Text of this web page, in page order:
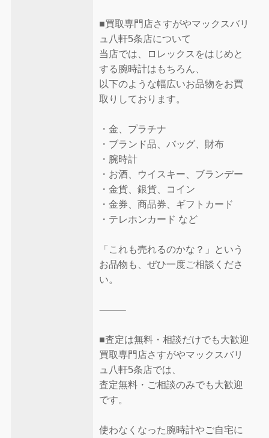
■買取専門店さすがやマックスバリ
ュ八軒5条店について
当店では、ロレックスをはじめと
する腕時計はもちろん、
以下のような幅広いお品物をお買
取りしております。
・金、プラチナ
・ブランド品、バッグ、財布
・腕時計
・お酒、ウイスキー、ブランデー
・金貨、銀貨、コイン
・金券、商品券、ギフトカード
・テレホンカード など
「これも売れるのかな？」という
お品物も、ぜひ一度ご相談くださ
い。
⸻
■査定は無料・相談だけでも大歓迎
買取専門店さすがやマックスバリ
ュ八軒5条店では、
査定無料・ご相談のみでも大歓迎
です。
使わなくなった腕時計やご自宅に